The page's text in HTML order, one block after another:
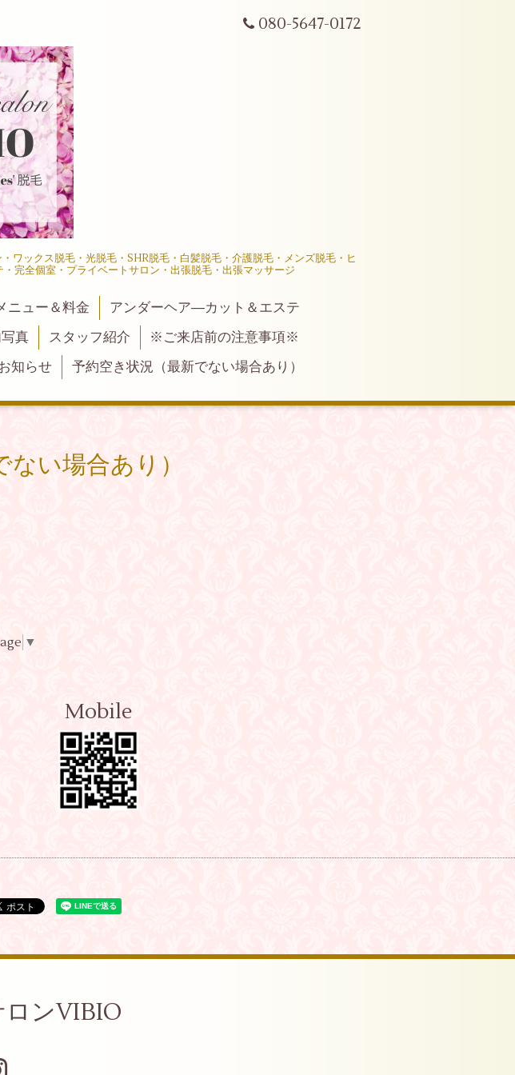
080-5647-0172
ワックス脱毛・光脱毛・SHR脱毛・白髪脱毛・介護脱毛・メンズ脱毛・ヒ
完全個室・プライベートサロン・出張脱毛・出張マッサージ
ニュー＆料金
アンダーヘア―カット＆エステ
真 スタッフ紹介
※ご来店前の注意事項※
知らせ 予約空き状況（最新でない場合あり）
い場合あり）
▼
Mobile
ンVIBIO